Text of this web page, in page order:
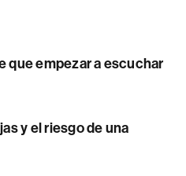
que empezar a escuchar
y el riesgo de una